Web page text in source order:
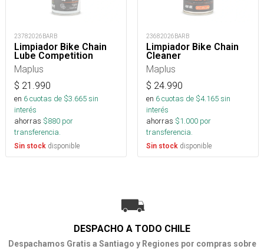
23782026BARB
Limpiador Bike Chain
Lube Competition
Maplus
$ 21.990
en 6cuotas de $3.665sin
interés
ahorras $880 por
transferencia.
Sin stock disponible
23682026BARB
Limpiador Bike Chain
Cleaner
Maplus
$ 24.990
en 6cuotas de $4.165sin
interés
ahorras $1.000 por
transferencia.
Sin stock disponible
DESPACHO A TODO CHILE
Despachamos Gratis a Santiago y Regiones por compras sobre